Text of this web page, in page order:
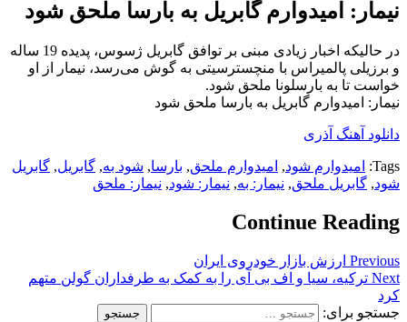
نیمار: امیدوارم گابریل به بارسا ملحق شود
در حالیکه اخبار زیادی مبنی بر توافق گابریل ژسوس، پدیده 19 ساله
و برزیلی پالمیراس با منچسترسیتی به گوش می‌رسد، نیمار از او
خواست تا به بارسلونا ملحق شود.
نیمار: امیدوارم گابریل به بارسا ملحق شود
دانلود آهنگ آذری
Tags: امیدوارم شود, امیدوارم ملحق, بارسا, شود به, گابریل, گابریل
شود, گابریل ملحق, نیمار: به, نیمار: شود, نیمار: ملحق
Continue Reading
Previous ارزش بازار خودروی ایران
Next ترکیه، سیا و اف بی آی را به کمک به طرفداران گولن متهم
کرد
جستجو برای: